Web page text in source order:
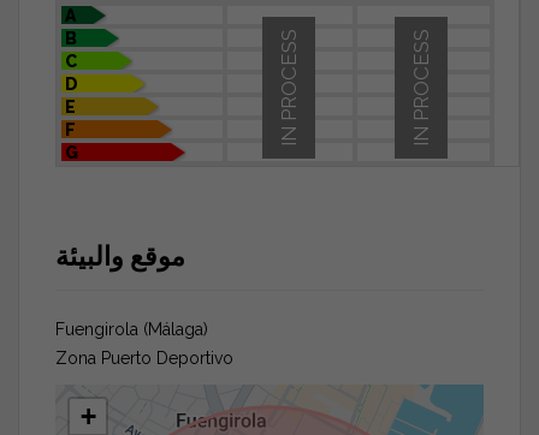
A
B
C
D
E
F
G
IN PROCESS
IN PROCESS
موقع والبيئة
Fuengirola (Málaga)
Zona Puerto Deportivo
+